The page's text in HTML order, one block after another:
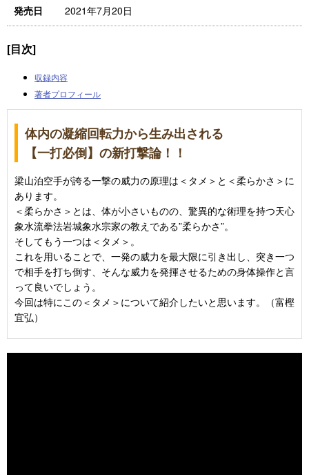
発売日 2021年7月20日
[目次]
収録内容
著者プロフィール
体内の凝縮回転力から生み出される
【一打必倒】の新打撃論！！
梁山泊空手が誇る一撃の威力の原理は＜タメ＞と＜柔らかさ＞に
あります。
＜柔らかさ＞とは、体が小さいものの、驚異的な術理を持つ天心
象水流拳法岩城象水宗家の教えである”柔らかさ”。
そしてもう一つは＜タメ＞。
これを用いることで、一発の威力を最大限に引き出し、突き一つ
で相手を打ち倒す、そんな威力を発揮させるための身体操作と言
って良いでしょう。
今回は特にこの＜タメ＞について紹介したいと思います。（富樫
宜弘）